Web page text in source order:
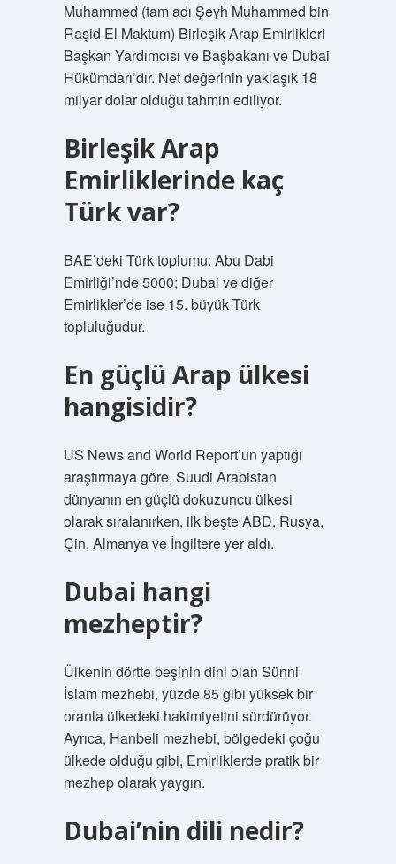
Muhammed (tam adı Şeyh Muhammed bin
Raşid El Maktum) Birleşik Arap Emirlikleri
Başkan Yardımcısı ve Başbakanı ve Dubai
Hükümdarı’dır. Net değerinin yaklaşık 18
milyar dolar olduğu tahmin ediliyor.
Birleşik Arap
Emirliklerinde kaç
Türk var?
BAE’deki Türk toplumu: Abu Dabi
Emirliği’nde 5000; Dubai ve diğer
Emirlikler’de ise 15. büyük Türk
topluluğudur.
En güçlü Arap ülkesi
hangisidir?
US News and World Report’un yaptığı
araştırmaya göre, Suudi Arabistan
dünyanın en güçlü dokuzuncu ülkesi
olarak sıralanırken, ilk beşte ABD, Rusya,
Çin, Almanya ve İngiltere yer aldı.
Dubai hangi
mezheptir?
Ülkenin dörtte beşinin dini olan Sünni
İslam mezhebi, yüzde 85 gibi yüksek bir
oranla ülkedeki hakimiyetini sürdürüyor.
Ayrıca, Hanbeli mezhebi, bölgedeki çoğu
ülkede olduğu gibi, Emirliklerde pratik bir
mezhep olarak yaygın.
Dubai’nin dili nedir?